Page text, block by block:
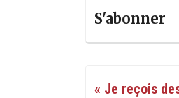
S'abonner
« Je reçois